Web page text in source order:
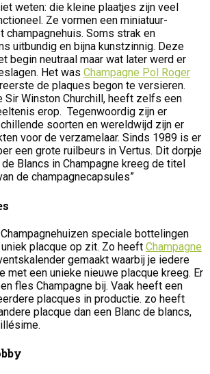
weten: die kleine plaatjes zijn veel
Ze vormen een miniatuur-
champagnehuis. Soms strak en
uitbundig en bijna kunstzinnig. Deze
begin neutraal maar wat later werd er
Het was Champagne Pol Roger
de plaques begon te versieren.
Sir Winston Churchill , heeft zelfs een
erop. Tegenwoordig zijn er
soorten en wereldwijd zijn er
voor de verzamelaar. Sinds 1989 is er
een grote ruilbeurs in Vertus. Dit dorpje
Blancs in Champagne kreeg de titel
de champagnecapsules”
speciale bottelingen
placque op zit. Zo heeft Champagne
gemaakt waarbij je iedere
met een unieke nieuwe placque kreeg. Er
fles Champagne bij. Vaak heeft een
placques in productie. zo heeft
placque dan een Blanc de blancs,